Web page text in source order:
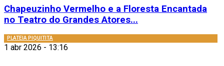
Chapeuzinho Vermelho e a Floresta Encantada
no Teatro do Grandes Atores...
PLATEIA PIQUITITA
1 abr 2026 - 13:16